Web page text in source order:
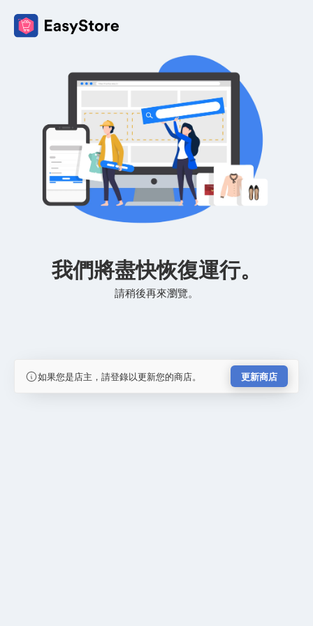
我們將盡快恢復運行。
請稍後再來瀏覽。
如果您是店主，請登錄以更新您的商店。 更新商店